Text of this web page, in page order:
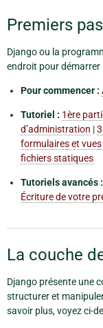
Premiers pas
Django ou la
endroit pour démarrer
Pour commencer :
Tutoriel : 1ère
d’administration |
formulaires et
fichiers statiques
Tutoriels avancés :
Écriture de votre
La couche
Django présente une
structurer et
savoir plus, voyez ci-